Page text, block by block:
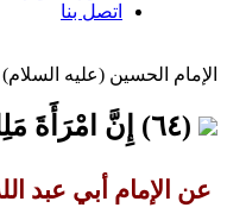
اتصل بنا
الإمام الحسين (عليه السلام)
(٦٤) إِنَّ امْرَأَةَ مَلِكِ بَني إسْرائيلَ كَبُرَتْ وَأَرادَتْ أَنْ تُزَوِّجَ بِنْتَهَا...
عن الإمام أبي عبد